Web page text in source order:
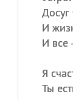
И
И все
Я
Ты